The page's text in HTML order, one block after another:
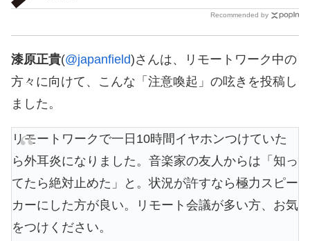
Recommended by
漆原正貴(@japanfield)さんは、リモートワーク中の
方々に向けて、こんな「注意喚起」の呟きを投稿し
ました。
リモートワークで一日10時間イヤホンつけていた
ら外耳炎になりました。音楽家の友人からは「知っ
てたら絶対止めた」と。状況が許すなら極力スピー
カーにした方が良い。リモート会議が多い方、お気
をつけください。